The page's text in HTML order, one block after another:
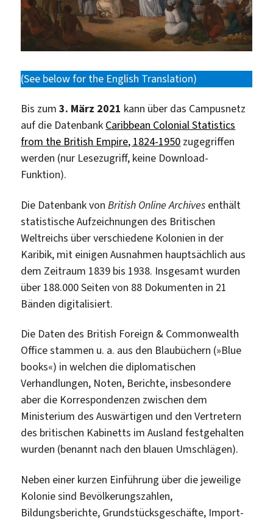
(See below for the English Translation)
Bis zum3. März 2021 kann über das Campusnetz
auf die Datenbank Caribbean Colonial Statistics
from the British Empire, 1824-1950 zugegriffen
werden (nur Lesezugriff, keine Download-
Funktion).
Die Datenbank vonBritish Online Archives enthält
statistische Aufzeichnungen des Britischen
Weltreichs über verschiedene Kolonien in der
Karibik, mit einigen Ausnahmen hauptsächlich aus
dem Zeitraum 1839 bis 1938. Insgesamt wurden
über 188.000 Seiten von 88 Dokumenten in 21
Bänden digitalisiert.
Die Daten des British Foreign & Commonwealth
Office stammen u. a. aus den Blaubüchern (»Blue
books«) in welchen die diplomatischen
Verhandlungen, Noten, Berichte, insbesondere
aber die Korrespondenzen zwischen dem
Ministerium des Auswärtigen und den Vertretern
des britischen Kabinetts im Ausland festgehalten
wurden (benannt nach den blauen Umschlägen).
Neben einer kurzen Einführung über die jeweilige
Kolonie sind Bevölkerungszahlen,
Bildungsberichte, Grundstücksgeschäfte, Import-